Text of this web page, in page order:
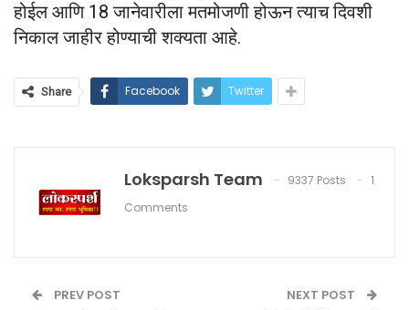
होईल आणि 18 जानेवारीला मतमोजणी होऊन त्याच दिवशी
निकाल जाहीर होण्याची शक्यता आहे.
Share Facebook Twitter
Loksparsh Team 9337 Posts
1
Comments
PREV POST NEXT POST